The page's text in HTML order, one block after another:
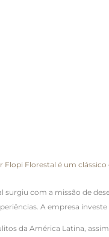
Flopi Florestal é um
surgiu com a missão de
A empresa
da América Latina,